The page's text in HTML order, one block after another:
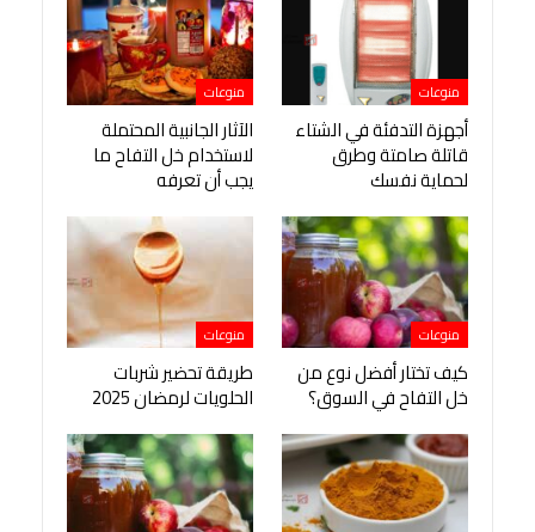
منوعات
أجهزة التدفئة في الشتاء
قاتلة صامتة وطرق
لحماية نفسك
منوعات
الآثار الجانبية المحتملة
لاستخدام خل التفاح ما
يجب أن تعرفه
منوعات
كيف تختار أفضل نوع من
خل التفاح في السوق؟
منوعات
طريقة تحضير شربات
الحلويات لرمضان 2025